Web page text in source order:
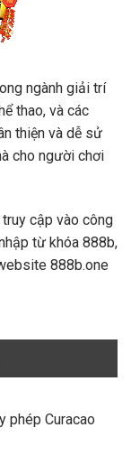
ngành giải trí
thao, và các
thiện và dễ sử
cho người chơi
truy cập vào công
từ khóa 888b,
888b.one
phép Curacao